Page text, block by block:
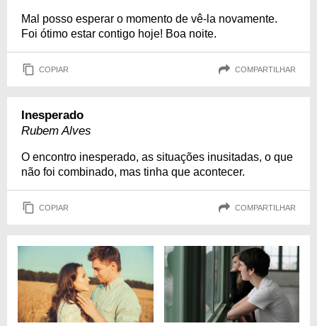
Mal posso esperar o momento de vê-la novamente.
Foi ótimo estar contigo hoje! Boa noite.
COPIAR COMPARTILHAR
Inesperado
Rubem Alves
O encontro inesperado, as situações inusitadas, o que
não foi combinado, mas tinha que acontecer.
COPIAR COMPARTILHAR